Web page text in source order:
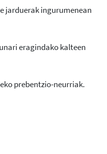
jarduerak ingurumenean
eragindako kalteen
prebentzio-neurriak.